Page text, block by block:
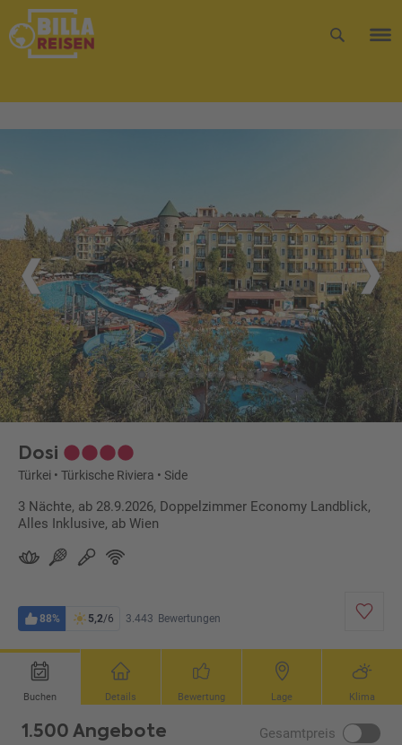
Dosi
Türkei • Türkische Riviera • Side
3 Nächte, ab 28.9.2026, Doppelzimmer Economy Landblick,
Alles Inklusive, ab Wien
88% 5,2/6 3.443 Bewertungen
Buchen Details Bewertung Lage Klima
1.500 Angebote Gesamtpreis